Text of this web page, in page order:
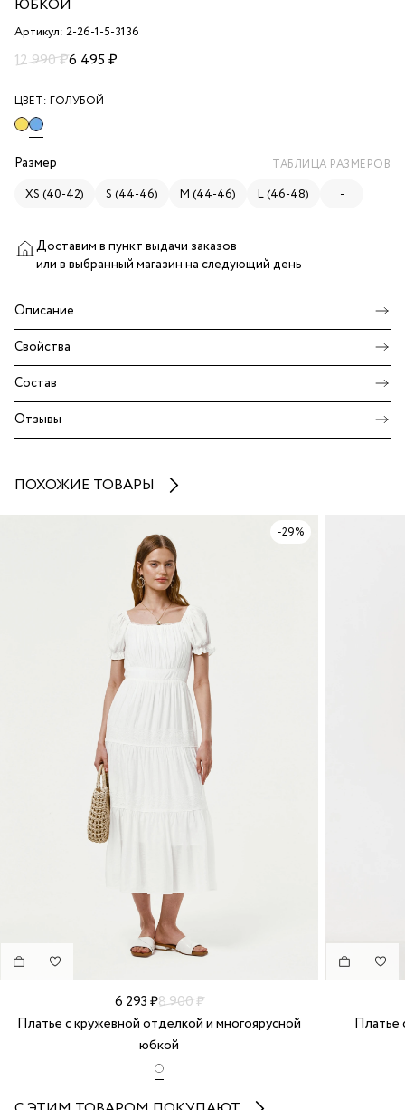
ЮБКОЙ
Артикул: 2-26-1-5-3136
12 990 ₽6 495 ₽
ЦВЕТ: ГОЛУБОЙ
Размер ТАБЛИЦА РАЗМЕРОВ
XS (40-42) S (44-46) M (44-46) L (46-48) -
Доставим в пункт выдачи заказов
или в выбранный магазин на следующий день
Описание
Свойства
Состав
Отзывы
ПОХОЖИЕ ТОВАРЫ
6 293 ₽8 900 ₽
Платье с кружевной отделкой и многоярусной
юбкой
-29%
Платье